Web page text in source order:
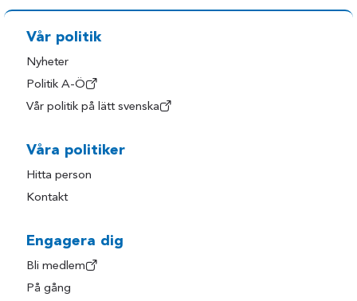
Vår politik
Nyheter
Politik A-Ö
Vår politik på lätt svenska
Våra politiker
Hitta person
Kontakt
Engagera dig
Bli medlem
På gång